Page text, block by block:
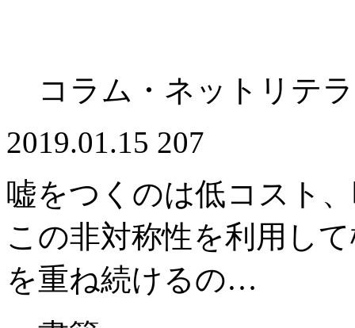
コラム・ネットリテ
2019.01.15 207
嘘をつくのは低コスト
この非対称性を利用し
を重ね続けるの…